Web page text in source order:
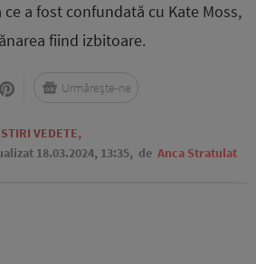
ce a fost confundată cu Kate Moss,
fiind izbitoare.
STIRI VEDETE,
18.03.2024, 13:35, de Anca Stratulat
Urmărește-ne